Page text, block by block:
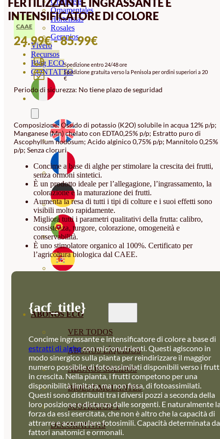
Ornamentales
Hortensias
Rosales
Geranios
Vivero
Recursos
Blog ECO
CONTATTO
ABONOS ECO
VER TODOS
ABONOS LÍQUIDOS
ABONOS SOLIDOS
BIOESTIMULANTES
SUSTRATOS Y
DECORATIVAS
INTENSIFICATORE DI COLORE
CAAE
24.99€-85.99€FASCIA
PREZZO:
24.99€
85.99€
Spedizione entro 24/48 ore
Spedizione gratuita verso la Penisola per ordini superiori a 20
€
Periodo di sicurezza: No tiene plazo de seguridad
Composizione: Ossido di potassio (K2O) solubile in acqua 12% p/p;
Manganese (Mn) chelato con EDTA0,25% p/p; Estratto puro di
Ascophyllum nodosum; Acido alginico 0,75% p/p; Mannitolo 0,25%
p/p; Senza cloruri
Concime a base di alghe per stimolare la crescita dei frutti,
senza ormoni sintetici.
È un prodotto ideale per l’allegagione, l’ingrassamento, la
colorazione e la maturazione dei frutti.
Aumenta la resa di tutti i tipi di colture e i suoi effetti sono
visibili molto rapidamente.
Migliora tutti i parametri qualitativi della frutta: calibro,
consistenza, turgore, colorazione, omogeneità e
conservabilità.
È uno stimolatore organico al 100%. Certificato per
l’agricoltura biologica dal CAEE.
{acf_title}
Concime ingrassante e intensificatore di colore a base di
estratti di alghecon micronutrienti. Questi agiscono in
modo sinergico sulla pianta per reindirizzare il maggior
numero possibile di fotoassimilati disponibili verso i
in crescita. Nella pianta, i frutti competono per una
disponibilità limitata, ma non fissa, di fotoassimilati.
Questi sono distribuiti tra i diversi pozzi a seconda della
loro posizione e distanza dalle sorgenti. E naturalmente
forza da essi esercitata, che non è altro che la capacità di
attrarre e accumulare fotosimili. Capacità determinata da
fattori anatomici e ormonali.